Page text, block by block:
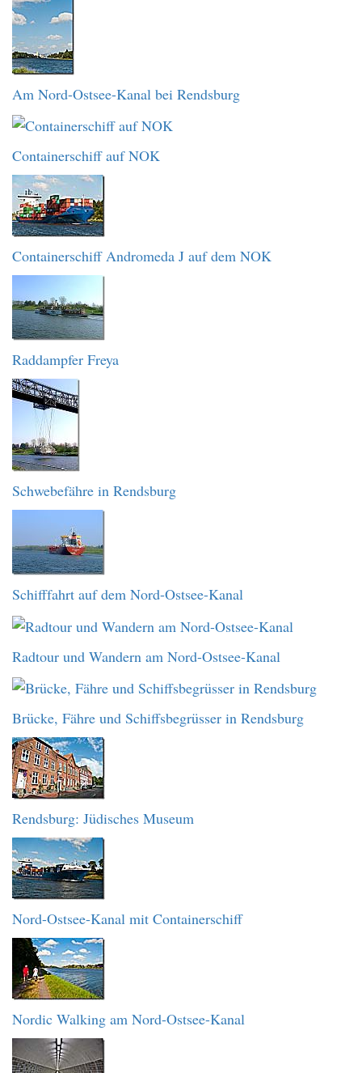
Am Nord-Ostsee-Kanal bei Rendsburg
Containerschiff auf NOK
Containerschiff Andromeda J auf dem NOK
Raddampfer Freya
Schwebefähre in Rendsburg
Schifffahrt auf dem Nord-Ostsee-Kanal
Radtour und Wandern am Nord-Ostsee-Kanal
Brücke, Fähre und Schiffsbegrüsser in Rendsburg
Rendsburg: Jüdisches Museum
Nord-Ostsee-Kanal mit Containerschiff
Nordic Walking am Nord-Ostsee-Kanal